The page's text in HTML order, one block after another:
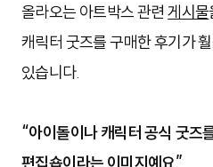
올라오는 아트박스 관련게시물
캐릭터 굿즈를 구매한 후기가
있습니다.
“아이돌이나 캐릭터 공식 굿즈